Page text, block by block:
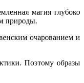
магия глубоко
природы.
очарованием и
Поэтому образы